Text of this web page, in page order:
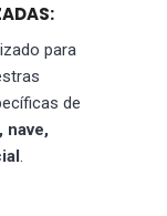
para
de
nave,
.